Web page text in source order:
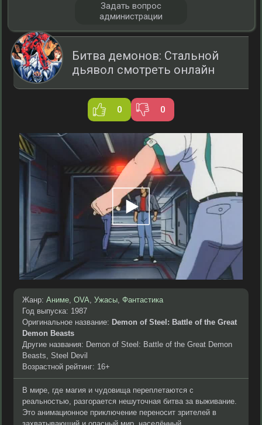
Битва демонов: Стальной
дьявол смотреть онлайн
0 0
Жанр: Аниме, OVA, Ужасы, Фантастика
Год выпуска: 1987
Оригинальное название: Demon of Steel: Battle of the Great
Demon Beasts
Другие названия: Demon of Steel: Battle of the Great Demon
Beasts, Steel Devil
Возрастной рейтинг: 16+
В мире, где магия и чудовища переплетаются с
реальностью, разгорается нешуточная битва за выживание.
Это анимационное приключение переносит зрителей в
Задать вопрос
администрации